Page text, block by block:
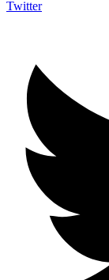
Twitter